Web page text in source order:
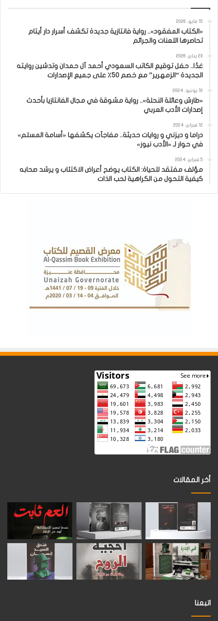
15 مايو، 2026
«الكتاب المفقود».. رواية فانتازية جديدة تكشف أسرار دار أيتام
تحاصرها اللعنات والجرائم
23 يناير، 2026
غدًا.. حفل توقيع الكاتب السعودي أحمد آل حمدان وتدشين روايته
الجديدة “الزمهرير” مع خصم 50٪ على جميع الإصدارات
10 يونيو، 2024
«طارش وعائلة النحلة».. رواية مشوقة في مجال الفانتازيا بأحدث
إصدارات الأدب العربي
12 فبراير، 2024
دراما و ديزني و روايات حديثة.. مفاجآت يكشفها «أسامة المسلم»
في حوار لـ «الأدب نيوز»
5 فبراير، 2024
مؤلف مفتقد للحياة: الكتاب يوضح أعراض الاكتئاب و يرشد صحابه
كيفية التحول من الكراهية لحب الذات
أخر المقالات
اتبعنا